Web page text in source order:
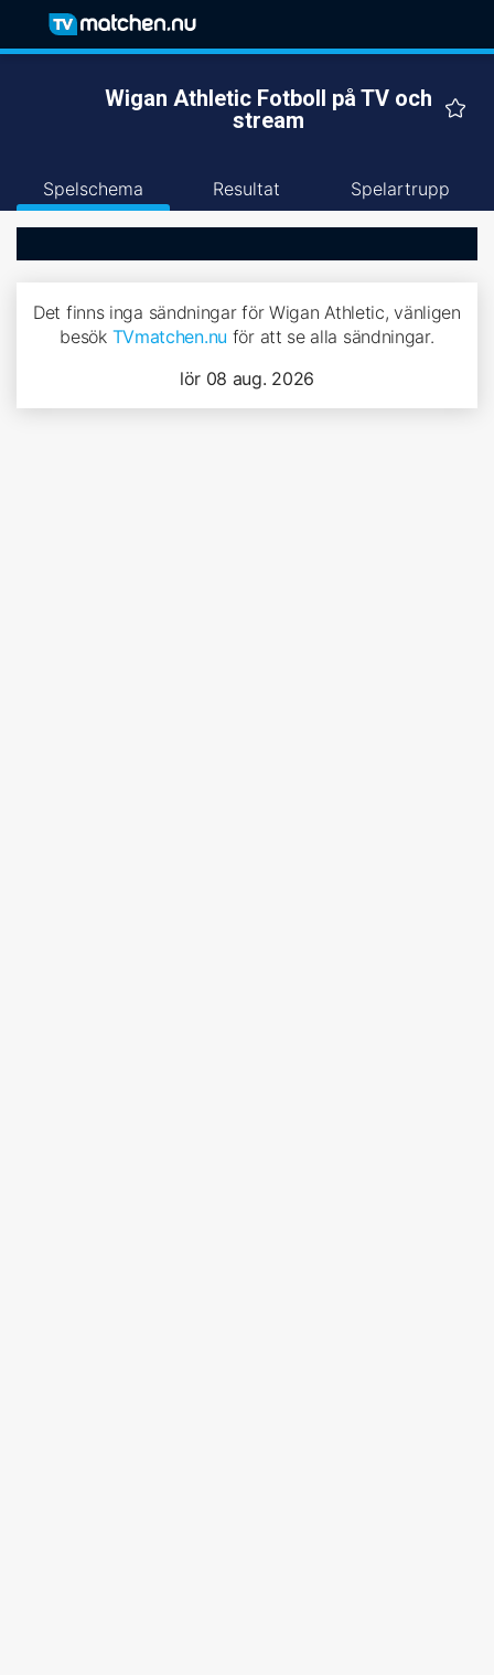
Wigan Athletic Fotboll på TV och
stream
Spelschema Resultat Spelartrupp
Det finns inga sändningar för Wigan Athletic, vänligen
besök TVmatchen.nu för att se alla sändningar.
lör 08 aug. 2026